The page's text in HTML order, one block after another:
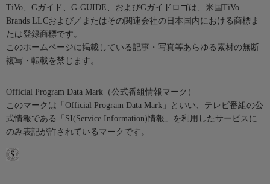
TiVo、Gガイド、G-GUIDE、およびGガイドロゴは、米国TiVo
Brands LLCおよび／またはその関連会社の日本国内における商標ま
たは登録商標です。
このホームページに掲載している記事・写真等あらゆる素材の無断
複写・転載を禁じます。
Official Program Data Mark（公式番組情報マーク）
このマークは「Official Program Data Mark」といい、テレビ番組の公
式情報である「SI(Service Information)情報」を利用したサービスに
のみ表記が許されているマークです。